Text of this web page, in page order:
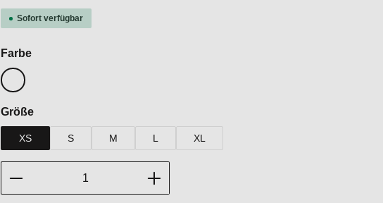
Sofort verfügbar
Farbeauswählen
Bright White
Größeauswählen
XS S M L XL
Produkt Anzahl: Gib den gewünschten Wert ein